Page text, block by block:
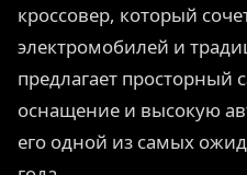
кроссовер, который
электромобилей и
предлагает просторный
оснащение и высокую
его одной из самых